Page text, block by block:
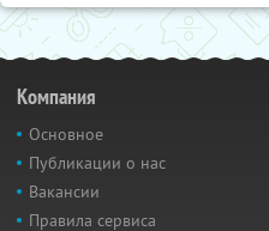
Компания
Основное
Публикации о нас
Вакансии
Правила сервиса